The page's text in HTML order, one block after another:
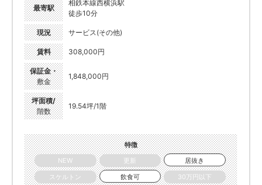
最寄駅
相鉄本線西横浜駅
徒歩10分
現況 サービス(その他)
賃料 308,000円
保証金・
敷金
1,848,000円
坪面積/
階数
19.54坪/1階
特徴
NEW
更新
居抜き
スケルトン
飲食可
30万円以下